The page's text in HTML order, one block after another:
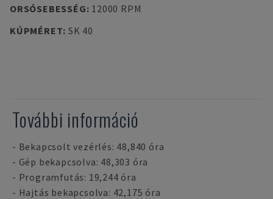
ORSÓSEBESSÉG: 12000 RPM
KÚPMÉRET: SK 40
További információ
- Bekapcsolt vezérlés: 48,840 óra
- Gép bekapcsolva: 48,303 óra
- Programfutás: 19,244 óra
- Hajtás bekapcsolva: 42,175 óra